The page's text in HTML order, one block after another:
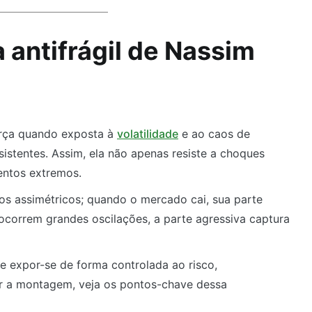
antifrágil de Nassim
quando exposta à volatilidade e ao caos de
Assim, ela não apenas resiste a choques
extremos.
assimétricos; quando o mercado cai, sua parte
grandes oscilações, a parte agressiva captura
expor-se de forma controlada ao risco,
montagem, veja os pontos-chave dessa